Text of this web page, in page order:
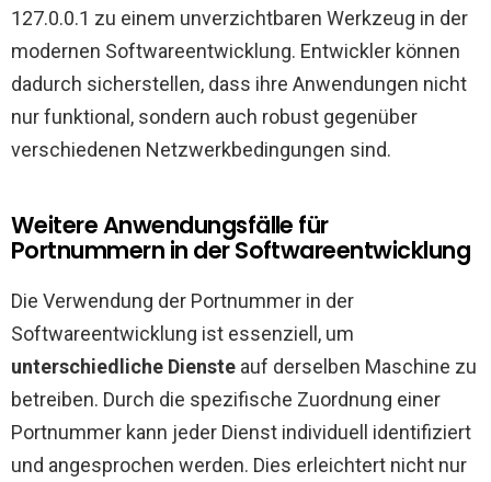
127.0.0.1 zu einem unverzichtbaren Werkzeug in der
modernen Softwareentwicklung. Entwickler können
dadurch sicherstellen, dass ihre Anwendungen nicht
nur funktional, sondern auch robust gegenüber
verschiedenen Netzwerkbedingungen sind.
Weitere Anwendungsfälle für
Portnummern in der Softwareentwicklung
Die Verwendung der Portnummer in der
Softwareentwicklung ist essenziell, um
unterschiedliche Dienste auf derselben Maschine zu
betreiben. Durch die spezifische Zuordnung einer
Portnummer kann jeder Dienst individuell identifiziert
und angesprochen werden. Dies erleichtert nicht nur